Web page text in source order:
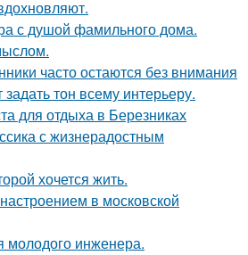
с душой фамильного дома.
часто остаются без внимания
тон всему интерьеру.
для отдыха в Березниках
с жизнерадостным
хочется жить.
в московской
молодого инженера.